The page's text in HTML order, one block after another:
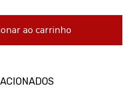
ao carrinho